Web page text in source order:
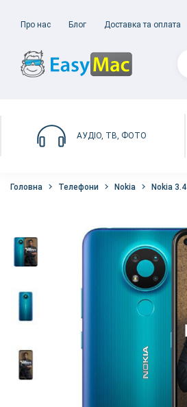
Про нас Блог Доставка та оплата
АУДІО, ТВ, ФОТО
Головна Телефони Nokia Nokia 3.4